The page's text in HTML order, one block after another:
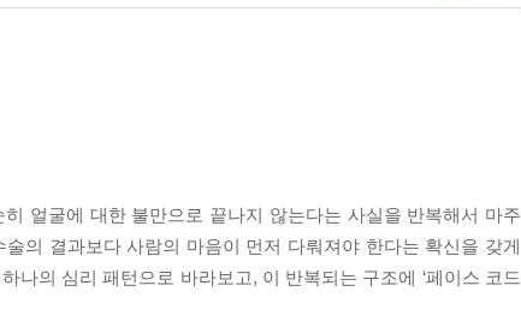
얼굴에 대한 불만으로 끝나지 않는다는 사실을 반복해서 마주
의 결과보다 사람의 마음이 먼저 다뤄져야 한다는 확신을 갖게
나의 심리 패턴으로 바라보고, 이 반복되는 구조에 ‘페이스 코드